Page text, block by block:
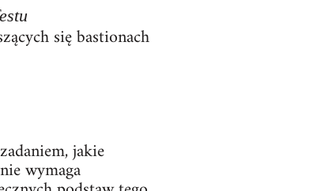
się bastionach
jakie
wymaga